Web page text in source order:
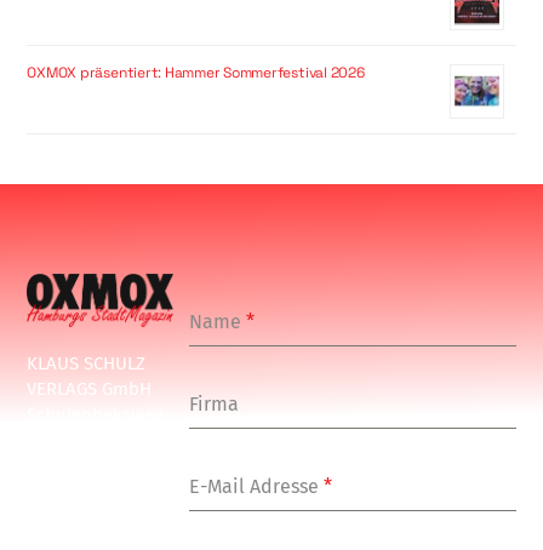
OXMOX präsentiert: Hammer Sommerfestival 2026
KLAUS SCHULZ
VERLAGS GmbH
Name*
Firma
E-Mail Adresse*